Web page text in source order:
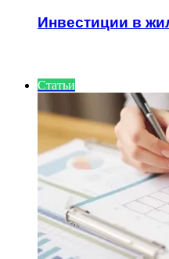
Инвестиции в
Статьи